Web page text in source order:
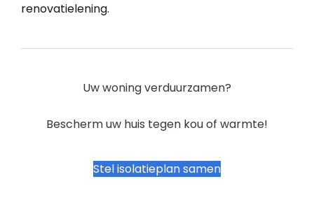
renovatielening.
Uw woning verduurzamen?
Bescherm uw huis tegen kou of warmte!
Stel isolatieplan samen